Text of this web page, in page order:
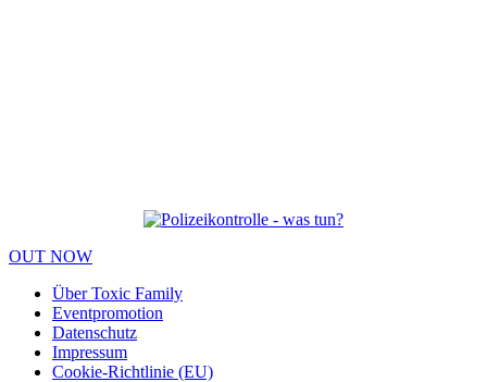
OUT NOW
Über Toxic Family
Eventpromotion
Datenschutz
Impressum
Cookie-Richtlinie (EU)